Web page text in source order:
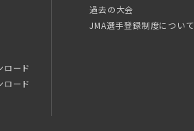
ロード
ロード
過去の大会
JMA選手登録制度について